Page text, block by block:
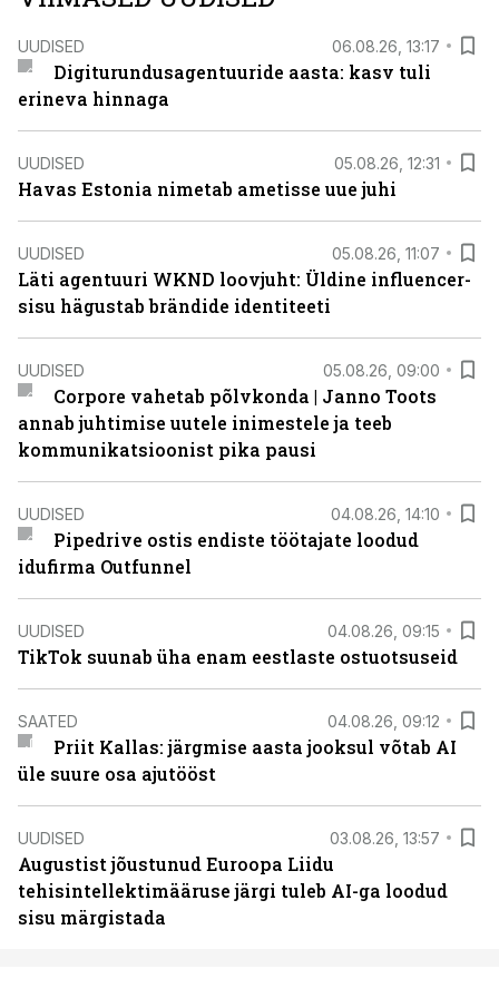
UUDISED 06.08.26, 13:17
Digiturundusagentuuride aasta: kasv tuli
erineva hinnaga
UUDISED 05.08.26, 12:31
Havas Estonia nimetab ametisse uue juhi
UUDISED 05.08.26, 11:07
Läti agentuuri WKND loovjuht: Üldine influencer-
sisu hägustab brändide identiteeti
UUDISED 05.08.26, 09:00
Corpore vahetab põlvkonda | Janno Toots
annab juhtimise uutele inimestele ja teeb
kommunikatsioonist pika pausi
UUDISED 04.08.26, 14:10
Pipedrive ostis endiste töötajate loodud
idufirma Outfunnel
UUDISED 04.08.26, 09:15
TikTok suunab üha enam eestlaste ostuotsuseid
SAATED 04.08.26, 09:12
Priit Kallas: järgmise aasta jooksul võtab AI
üle suure osa ajutööst
UUDISED 03.08.26, 13:57
Augustist jõustunud Euroopa Liidu
tehisintellektimääruse järgi tuleb AI-ga loodud
sisu märgistada